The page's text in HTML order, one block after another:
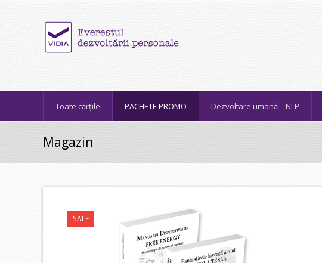
Toate cărțile PACHETE PROMO Dezvoltare umană – NLP
Magazin
SALE